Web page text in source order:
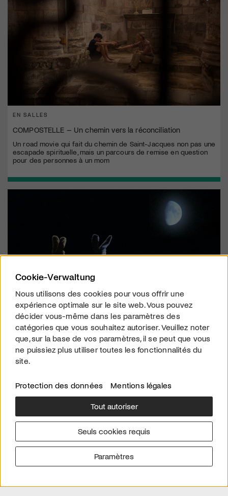
EN SALLES
COMPOSTELLE – Un chemin vers la réconciliation
Un road movie qui fait du chemin de Saint-Jacques non pas une
escapade spirituelle, mais un parcours de remise en question
pour des personnes à un mom
STREAMING
L'AMOUR DE MES PARENTS
Le portrait de parents du cinéaste Peter Liechti est sans doute
l'un des films documentaires les plus touchants de l'histoire du
cinéma suisse.
Version allemande
A propos de arttv.ch
Mentions légales
Protection des données
Cookie-Verwaltung
Nous utilisons des cookies pour vous offrir une
expérience optimale sur le site web. Vous pouvez
décider vous-même dans les paramètres des
catégories que vous souhaitez autoriser. Veuillez noter
que, sur la base de vos paramètres, il se peut que vous
ne puissiez plus utiliser toutes les fonctionnalités du
site.
Protection des données Mentions légales
Tout autoriser
Seuls cookies requis
Paramètres